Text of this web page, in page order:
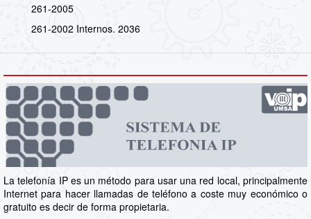
261-2005
261-2002 Internos. 2036
La telefonía IP es un método para usar una red local, principalmente
Internet para hacer llamadas de teléfono a coste muy económico o
gratuito es decir de forma propietaria.